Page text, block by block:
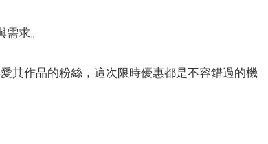
求。
其作品的粉絲，這次限時優惠都是不容錯過的機